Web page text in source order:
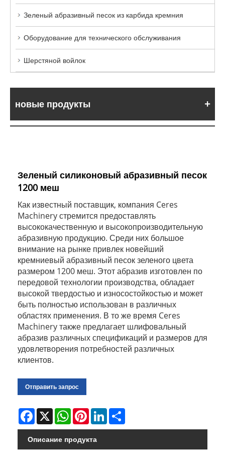
Зеленый абразивный песок из карбида кремния
Оборудование для технического обслуживания
Шерстяной войлок
новые продукты
Зеленый силиконовый абразивный песок
1200 меш
Как известный поставщик, компания Ceres
Machinery стремится предоставлять
высококачественную и высокопроизводительную
абразивную продукцию. Среди них большое
внимание на рынке привлек новейший
кремниевый абразивный песок зеленого цвета
размером 1200 меш. Этот абразив изготовлен по
передовой технологии производства, обладает
высокой твердостью и износостойкостью и может
быть полностью использован в различных
областях применения. В то же время Ceres
Machinery также предлагает шлифовальный
абразив различных спецификаций и размеров для
удовлетворения потребностей различных
клиентов.
Отправить запрос
Facebook
X WhatsAppPinterestLinkedIn
Описание продукта